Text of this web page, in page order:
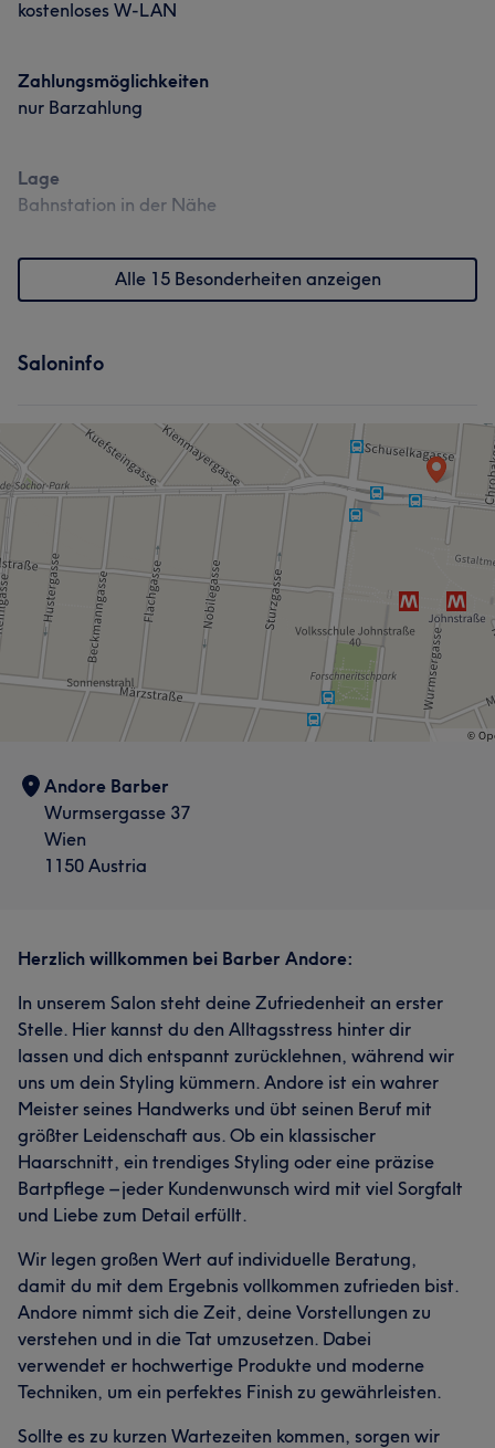
kostenloses W-LAN
Zahlungsmöglichkeiten
nur Barzahlung
Lage
Bahnstation in der Nähe
Alle 15 Besonderheiten anzeigen
Saloninfo
Andore Barber
Wurmsergasse 37
Wien
1150 Austria
Herzlich willkommen bei Barber Andore:
In unserem Salon steht deine Zufriedenheit an erster
Stelle. Hier kannst du den Alltagsstress hinter dir
lassen und dich entspannt zurücklehnen, während wir
uns um dein Styling kümmern. Andore ist ein wahrer
Meister seines Handwerks und übt seinen Beruf mit
größter Leidenschaft aus. Ob ein klassischer
Haarschnitt, ein trendiges Styling oder eine präzise
Bartpflege – jeder Kundenwunsch wird mit viel Sorgfalt
und Liebe zum Detail erfüllt.
Wir legen großen Wert auf individuelle Beratung,
damit du mit dem Ergebnis vollkommen zufrieden bist.
Andore nimmt sich die Zeit, deine Vorstellungen zu
verstehen und in die Tat umzusetzen. Dabei
verwendet er hochwertige Produkte und moderne
Techniken, um ein perfektes Finish zu gewährleisten.
Sollte es zu kurzen Wartezeiten kommen, sorgen wir